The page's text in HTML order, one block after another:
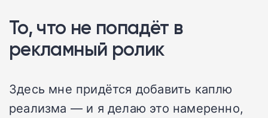
То, что не попадёт в
рекламный ролик
Здесь мне придётся добавить каплю
реализма — и я делаю это намеренно,